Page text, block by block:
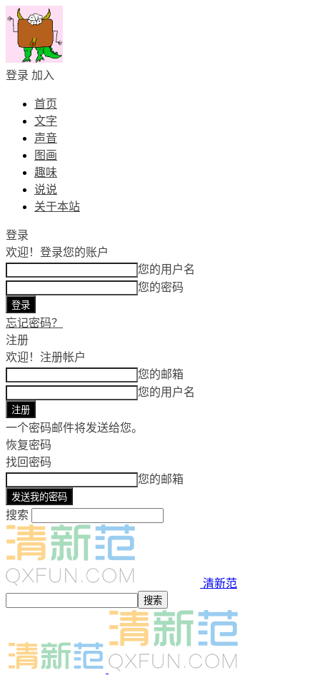
登录 加入
首页
文字
声音
图画
趣味
说说
关于本站
登录
欢迎！ 登录您的账户
您的用户名
您的密码
忘记密码？
注册
欢迎！ 注册帐户
您的邮箱
您的用户名
一个密码邮件将发送给您。
恢复密码
找回密码
您的邮箱
搜索
清新范